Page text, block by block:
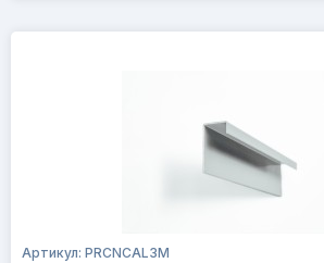
Артикул: PRCNCAL3M